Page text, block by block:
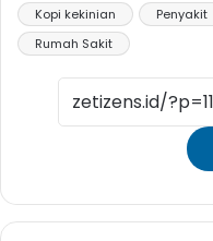
Kopi kekinian
Penyakit
Rumah Sakit